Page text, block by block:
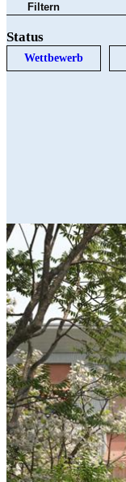
Filtern
Status
Wettbewerb